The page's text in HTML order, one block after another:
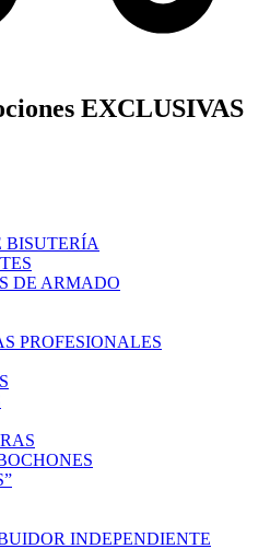
EXCLUSIVAS
BISUTERÍA
DE ARMADO
PROFESIONALES
INDEPENDIENTE